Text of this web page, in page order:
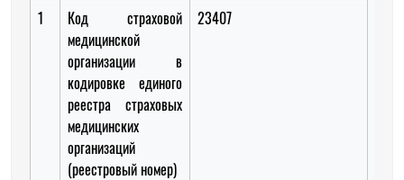
1
Код страховой
медицинской
организации в
кодировке единого
реестра страховых
медицинских
организаций
(реестровый номер)
23407